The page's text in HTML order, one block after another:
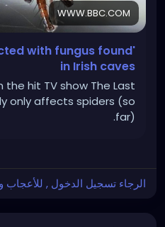
WWW.BBC.COM
with fungus found
in Irish caves
hit TV show The Last
only affects spiders (so
far).
الرجاء تسجيل الدخول , للأعجاب